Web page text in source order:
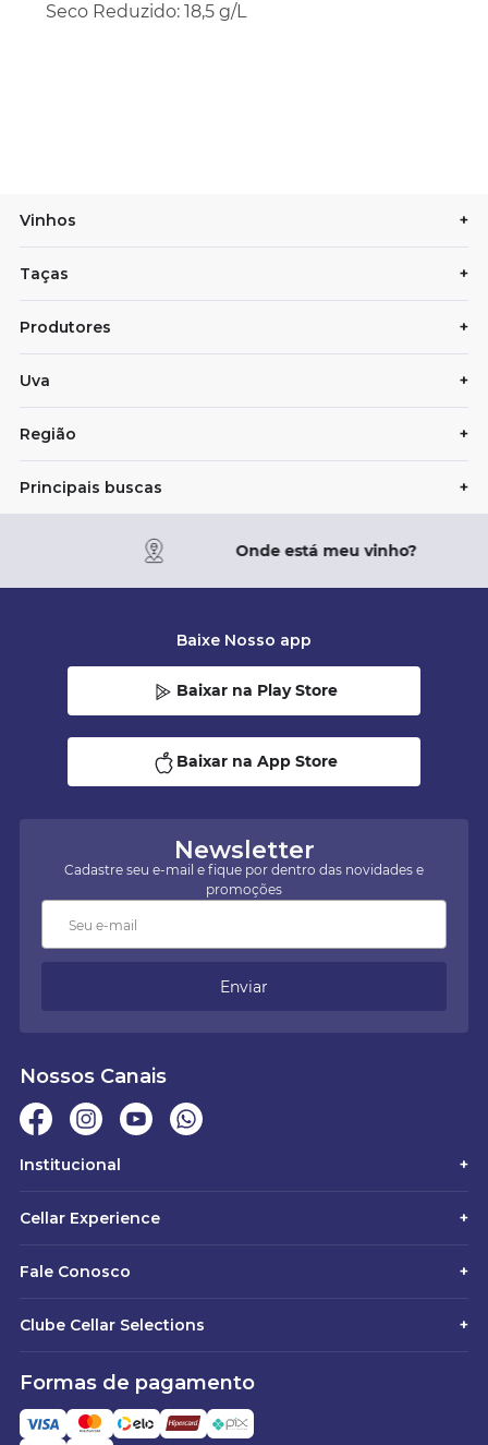
Seco Reduzido: 18,5 g/L
Vinhos +
Taças +
Produtores +
Uva +
Região +
Principais buscas +
Onde está meu vinho?
Newsletter
Cadastre seu e-mail e fique por dentro das novidades e
promoções
Enviar
Baixe Nosso app
Baixar na Play Store
Baixar na App Store
Nossos Canais
Institucional +
Cellar Experience +
Fale Conosco +
Clube Cellar Selections +
Formas de pagamento